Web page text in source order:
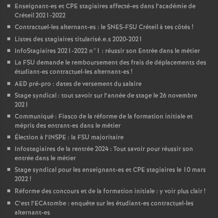
Enseignant-es etCPE stagiaires affecté-es dans l’académie de
Créteil 2021-2022
Contractuel-les alternant-es : leSNES-FSU Créteil à tes côtés !
Listes des stagiaires titularisé.e.s 2020-2021
InfoStagiaires 2021-2022 n°1 : réussir son Entrée dans le métier
La FSU demande le remboursement des frais de déplacements des
étudiant-es contractuel-les alternant-es !
AED pré-pro : dates de versement du salaire
Stage syndical : tout savoir sur l’année de stage le 26 novembre
2021
Communiqué : Fiasco de la réforme de la formation initiale et
mépris des entrant-es dans le métier
Élection à l’INSPE : la FSU majoritaire
Infostagiaires de la rentrée 2024 : Tout savoir pour réussir son
entrée dans le métier
Stage syndical pour les enseignant-es etCPE stagiaires le 10 mars
2022!
Réforme des concours et de la formation initiale : y voir plus clair!
C’est l’ECAtombe : enquête sur les étudiant-es contractuel-les
alternant-es